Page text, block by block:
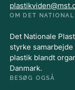
OM DET
Det Nationale
styrke
plastik blandt
Danmark.
BESØG OGSÅ